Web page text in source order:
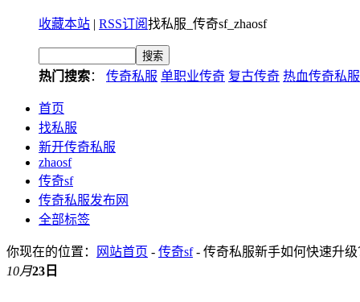
收藏本站 | RSS订阅找私服_传奇sf_zhaosf
热门搜索： 传奇私服 单职业传奇 复古传奇 热血传奇私服
首页
找私服
新开传奇私服
zhaosf
传奇sf
传奇私服发布网
全部标签
你现在的位置： 网站首页 - 传奇sf- 传奇私服新手如何快速升
10月23日